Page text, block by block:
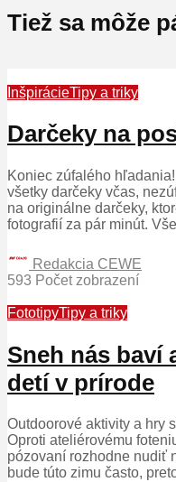
Tiež sa môže
InšpirácieTipy a triky
Darčeky na
Koniec zúfalého
všetky darčeky včas,
na originálne darčeky,
fotografií za pár minút.
Redakcia CEWE
593 Počet zobrazení
FototipyTipy a triky
Sneh nás baví
detí v prírode
Outdoorové aktivity a hry
Oproti ateliérovému
pózovaní rozhodne nudiť
bude túto zimu často,